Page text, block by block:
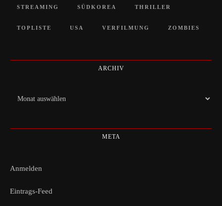
STREAMING SÜDKOREA THRILLER
TOPLISTE USA VERFILMUNG ZOMBIES
ARCHIV
Archiv
META
Anmelden
Eintrags-Feed